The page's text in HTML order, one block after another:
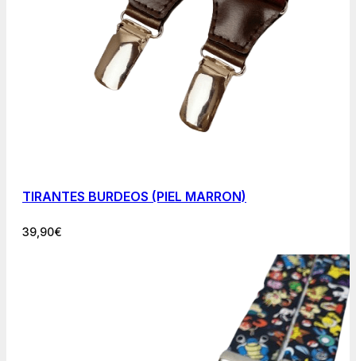
TIRANTES BURDEOS (PIEL MARRON)
39,90€